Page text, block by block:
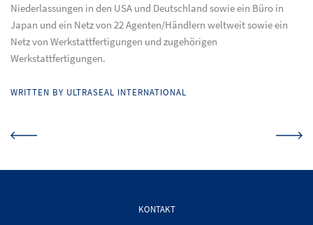
Niederlassungen in den USA und Deutschland sowie ein Büro in
Japan und ein Netz von 22 Agenten/Händlern weltweit sowie ein
Netz von Werkstattfertigungen und zugehörigen
Werkstattfertigungen.
WRITTEN BY ULTRASEAL INTERNATIONAL
KONTAKT